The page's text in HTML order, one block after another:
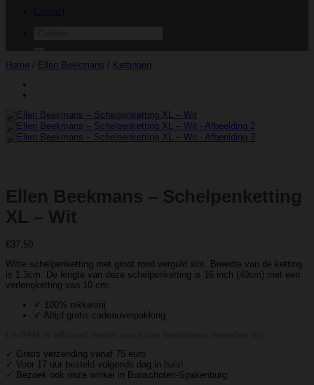
Home / Ellen Beekmans / Kettingen
Ellen Beekmans – Schelpenketting
XL – Wit
€37.50
Witte schelpenketting met groot rond verguld slot. Breedte van de ketting
is 1.3cm. De lengte van deze schelpenketting is 16 inch (40cm) met een
verlengketting van 10 cm.
✓ 100% nikkelvrij
✓ Altijd gratis cadeauverpakking
✓ Gratis verzending vanaf 75 euro
✓ Voor 17 uur besteld volgende dag in huis!
✓ Bezoek ook onze winkel in Bunschoten-Spakenburg